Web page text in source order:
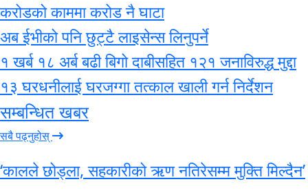
करोडको काममा करोड नै घाटा
अब ईभीको पनि छुट्टै लाइसेन्स लिनुपर्ने
१ खर्ब १८ अर्ब बढी बिगो दाबीसहित १२१ जनाविरुद्ध मुद्दा
१३ घरधनीलाई घरजग्गा तत्काल खाली गर्न निर्देशन
सम्बन्धित खबर
सबै पढ्नुहोस्
‘कालले छोड्ला, सहकारीको ऋण नतिरेसम्म मुक्ति मिल्दैन’